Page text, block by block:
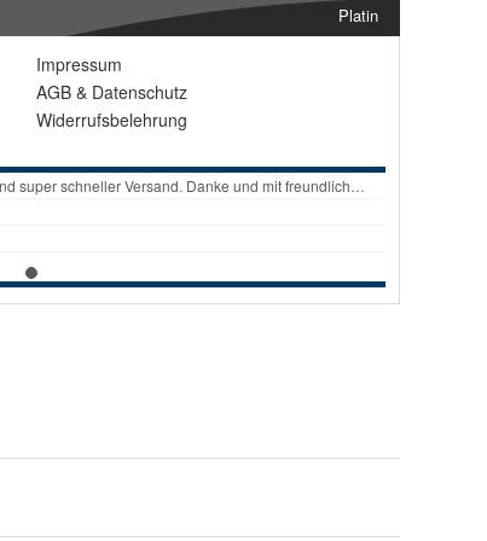
Platin
Impressum
AGB & Datenschutz
Widerrufsbelehrung